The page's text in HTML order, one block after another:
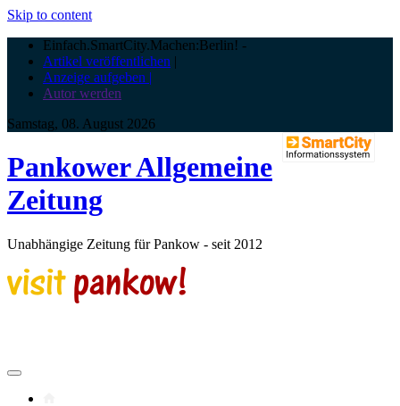
Skip to content
Einfach.SmartCity.Machen:Berlin! -
Artikel veröffentlichen |
Anzeige aufgeben |
Autor werden
Samstag, 08. August 2026
Pankower Allgemeine
Zeitung
Unabhängige Zeitung für Pankow - seit 2012